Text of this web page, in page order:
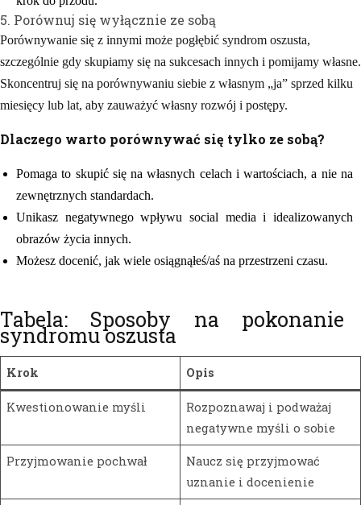
5. Porównuj się wyłącznie ze sobą
Porównywanie się z innymi może pogłębić syndrom oszusta,
szczególnie gdy skupiamy się na sukcesach innych i pomijamy własne.
Skoncentruj się na porównywaniu siebie z własnym „ja” sprzed kilku
miesięcy lub lat, aby zauważyć własny rozwój i postępy.
Dlaczego warto porównywać się tylko ze sobą?
Pomaga to skupić się na własnych celach i wartościach, a nie na
zewnętrznych standardach.
Unikasz negatywnego wpływu social media i idealizowanych
obrazów życia innych.
Możesz docenić, jak wiele osiągnąłeś/aś na przestrzeni czasu.
Tabela: Sposoby na pokonanie
syndromu oszusta
Krok Opis
Kwestionowanie myśli
Rozpoznawaj i podważaj
negatywne myśli o sobie
Przyjmowanie pochwał
Naucz się przyjmować
uznanie i docenienie